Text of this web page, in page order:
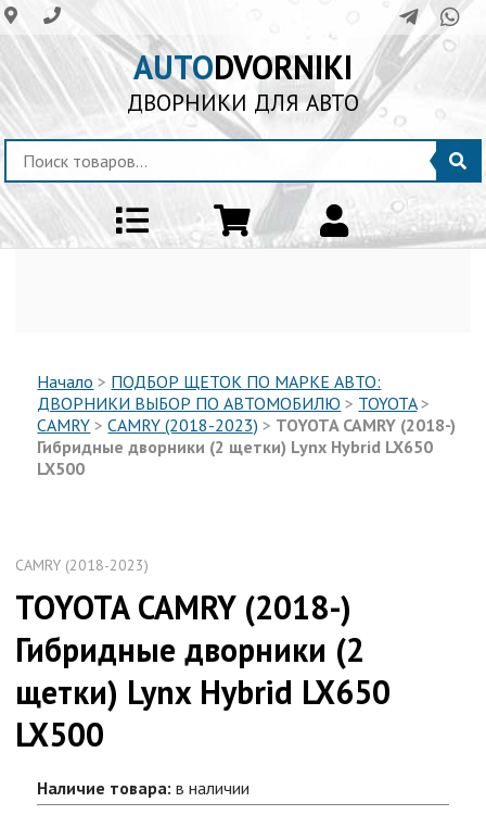
AUTODVORNIKI
ДВОРНИКИ ДЛЯ АВТО
Начало > ПОДБОР ЩЕТОК ПО МАРКЕ АВТО:
ДВОРНИКИ ВЫБОР ПО АВТОМОБИЛЮ > TOYOTA>
CAMRY >CAMRY (2018-2023) > TOYOTA CAMRY (2018-)
Гибридные дворники (2 щетки) Lynx Hybrid LX650
LX500
CAMRY (2018-2023)
TOYOTA CAMRY (2018-)
Гибридные дворники (2
щетки) Lynx Hybrid LX650
LX500
Наличие товара: в наличии